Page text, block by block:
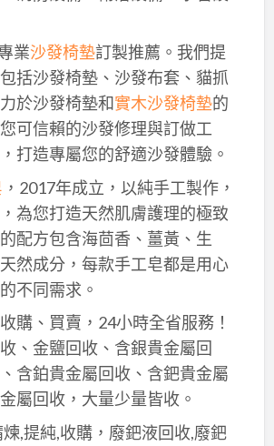
業沙發椅墊訂製推薦。我們提
括沙發椅墊、沙發布套、貓抓
於沙發椅墊和實木沙發椅墊的
可信賴的沙發修理與訂做工
打造專屬您的舒適沙發體驗。
，2017年成立，以純手工製作，
為您打造天然肌膚護理的極致
的配方包含海茴香、薑黃、生
然成分，每款手工皂都是用心
不同需求。
購、買賣，24小時全省服務！
、金鹽回收、含銀貴金屬回
含鉑貴金屬回收、含鈀貴金屬
屬回收，大量少量皆收。
,提純,收購，廢鈀液回收,廢鈀